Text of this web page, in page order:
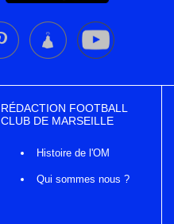
RÉDACTION FOOTBALL
CLUB DE MARSEILLE
Histoire de l'OM
Qui sommes nous ?